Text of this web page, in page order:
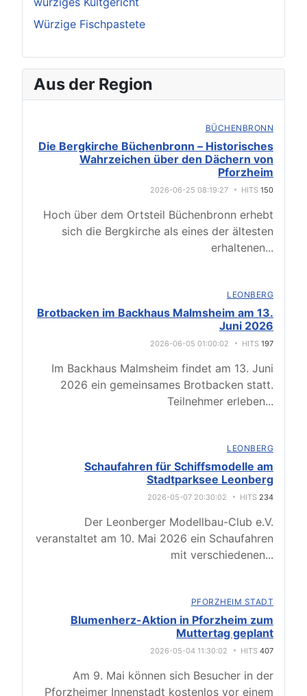
Würzige Fischpastete
Aus der Region
BÜCHENBRONN
Die Bergkirche Büchenbronn – Historisches
Wahrzeichen über den Dächern von
Pforzheim
2026-06-25 08:19:27 HITS 150
Hoch über dem Ortsteil Büchenbronn erhebt
sich die Bergkirche als eines der ältesten
erhaltenen...
LEONBERG
Brotbacken im Backhaus Malmsheim am 13.
Juni 2026
2026-06-05 01:00:02 HITS 197
Im Backhaus Malmsheim findet am 13. Juni
2026 ein gemeinsames Brotbacken statt.
Teilnehmer erleben...
LEONBERG
Schaufahren für Schiffsmodelle am
Stadtparksee Leonberg
2026-05-07 20:30:02 HITS 234
Der Leonberger Modellbau-Club e.V.
veranstaltet am 10. Mai 2026 ein Schaufahren
mit verschiedenen...
PFORZHEIM STADT
Blumenherz-Aktion in Pforzheim zum
Muttertag geplant
2026-05-04 11:30:02 HITS 407
Am 9. Mai können sich Besucher in der
Pforzheimer Innenstadt kostenlos vor einem